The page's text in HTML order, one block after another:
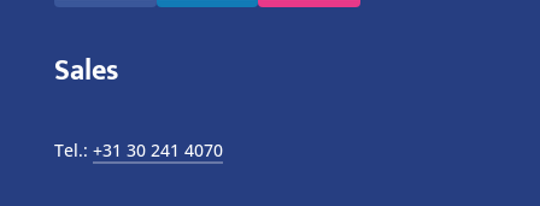
Sales
Tel.: +31 30 241 4070